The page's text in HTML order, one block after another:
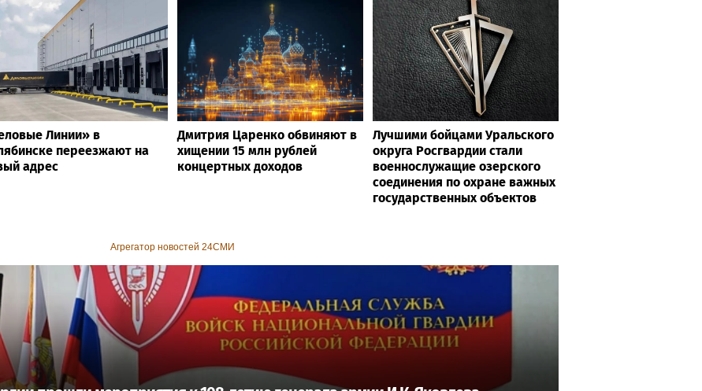
Линии» в
переезжают на
адрес
Дмитрия Царенко обвиняют в
хищении 15 млн рублей
концертных доходов
Лучшими бойцами Уральского
округа Росгвардии стали
военнослужащие озерского
соединения по охране важных
государственных объектов
Агрегатор новостей 24СМИ